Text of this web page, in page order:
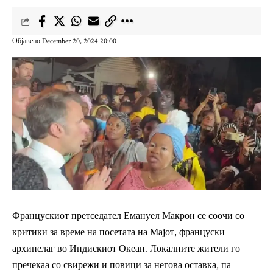
Објавено December 20, 2024 20:00
Францускиот претседател Емануел Макрон се соочи со
критики за време на посетата на Мајот, француски
архипелаг во Индискиот Океан. Локалните жители го
пречекаа со свирежи и повици за негова оставка, па